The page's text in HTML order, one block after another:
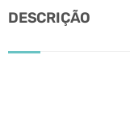
DESCRIÇÃO